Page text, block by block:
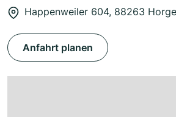
Happenweiler 604, 88263
Anfahrt planen